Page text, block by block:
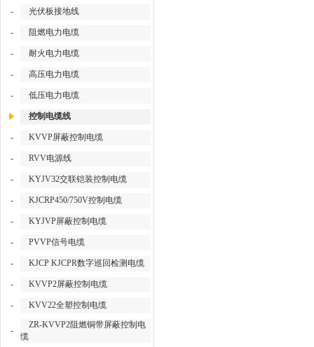
- 光伏板接地线
- 阻燃电力电缆
- 耐火电力电缆
- 高压电力电缆
- 低压电力电缆
控制电缆线
- KVVP屏蔽控制电缆
- RVV电源线
- KYJV32交联铠装控制电缆
- KJCRP450/750V控制电缆
- KYJVP屏蔽控制电缆
- PVVP信号电缆
- KJCP KJCPR数字巡回检测电缆
- KVVP2屏蔽控制电缆
- KVV22全塑控制电缆
-
ZR-KVVP2阻燃铜带屏蔽控制电
缆